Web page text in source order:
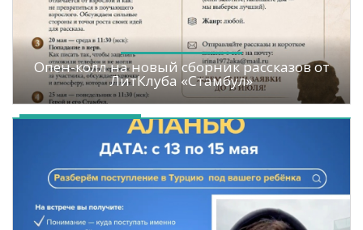
Опен-колл на новый сборник рассказов от
ЛитКлуба «Стамбул»